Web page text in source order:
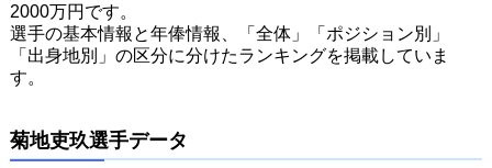
2000万円です。
選手の基本情報と年俸情報、「全体」「ポジション別」
「出身地別」の区分に分けたランキングを掲載していま
す。
菊地吏玖選手データ